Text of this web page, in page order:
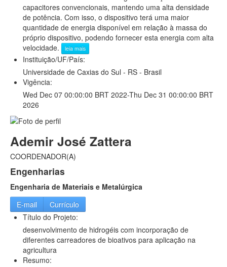
capacitores convencionais, mantendo uma alta densidade
de potência. Com isso, o dispositivo terá uma maior
quantidade de energia disponível em relação à massa do
próprio dispositivo, podendo fornecer esta energia com alta
velocidade.
leia mais
Instituição/UF/País:
Universidade de Caxias do Sul - RS - Brasil
Vigência:
Wed Dec 07 00:00:00 BRT 2022-Thu Dec 31 00:00:00 BRT
2026
Ademir José Zattera
COORDENADOR(A)
Engenharias
Engenharia de Materiais e Metalúrgica
E-mail
Currículo
Título do Projeto:
desenvolvimento de hidrogéis com incorporação de
diferentes carreadores de bioativos para aplicação na
agricultura
Resumo: